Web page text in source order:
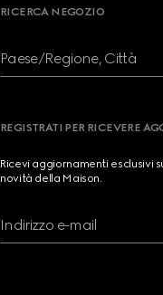
RICERCA NEGOZIO
Paese/Regione, Città
REGISTRATI PER RICEVERE
Ricevi aggiornamenti esclusivi
novità della Maison.
Indirizzo e-mail